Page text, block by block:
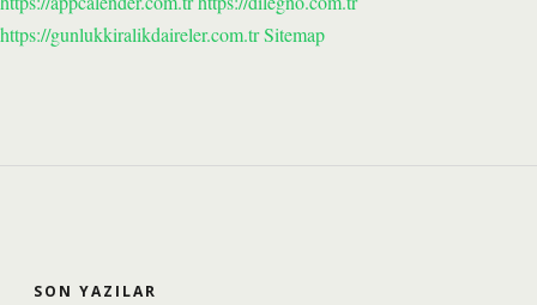
https://gunlukkiralikdaireler.com.trSitemap
SON YAZILAR